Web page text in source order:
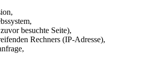
besuchte Seite),
Rechners (IP-Adresse),